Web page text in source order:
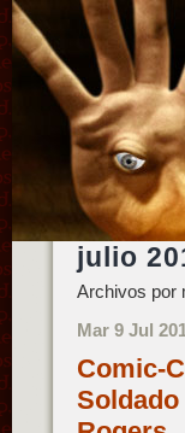
julio
Archivos por
Mar 9 Jul
Comic-